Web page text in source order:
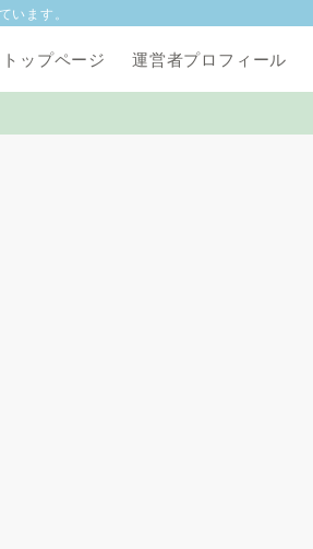
ます。
トップページ 運営者プロフィール